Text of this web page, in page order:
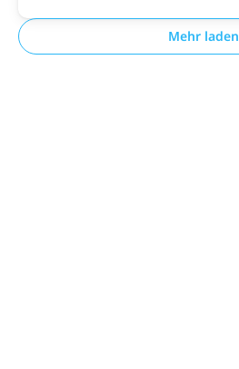
Mehr laden